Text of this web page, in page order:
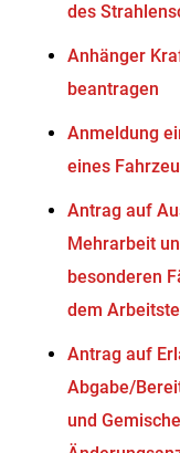
des
Anhänger
beantragen
Anmeldung
eines
Antrag auf
Mehrarbeit
besonderen
dem
Antrag auf
Abgabe/
und